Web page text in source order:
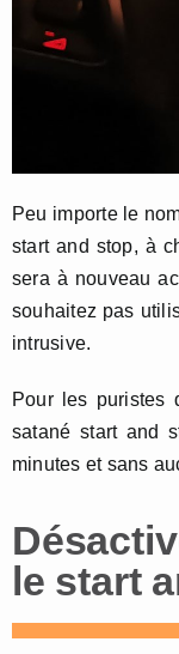
Peu importe le
start and stop, à
sera à nouveau
souhaitez pas
intrusive.
Pour les puristes
satané start and
minutes et sans
le start